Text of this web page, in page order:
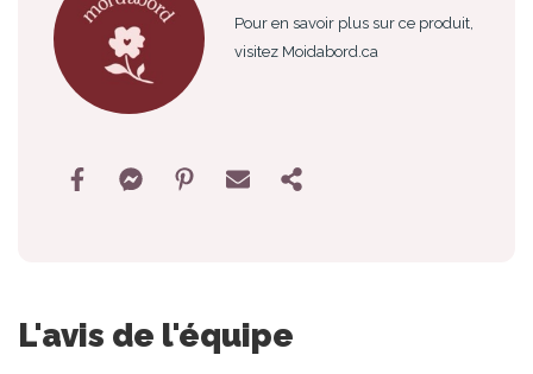
Pour en savoir plus sur ce produit,
visitez Moidabord.ca
L'avis de l'équipe